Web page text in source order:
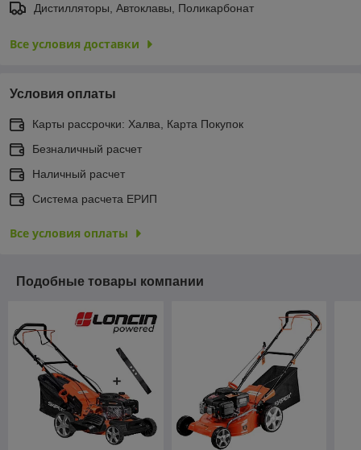
Дистилляторы, Автоклавы, Поликарбонат
Все условия доставки
Условия оплаты
Карты рассрочки: Халва, Карта Покупок
Безналичный расчет
Наличный расчет
Система расчета ЕРИП
Все условия оплаты
Подобные товары компании